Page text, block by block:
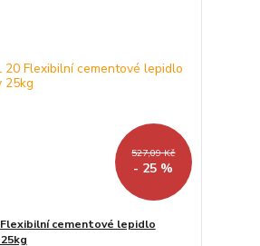
527,09 Kč
- 25 %
Flexibilní cementové lepidlo